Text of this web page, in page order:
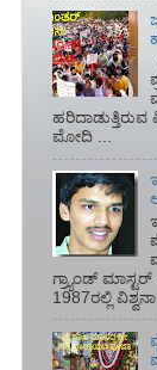
ಮೋದಿ ...
ಗ್ರ್ಯಾಂಡ್
1987ರಲ್ಲಿ